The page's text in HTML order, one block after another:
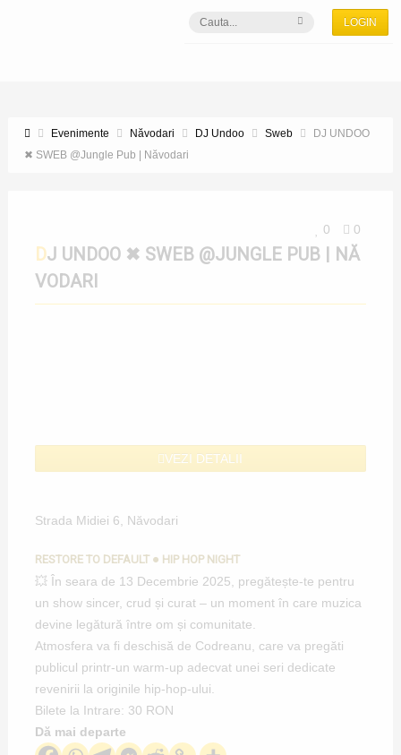
LOGIN
Evenimente Năvodari DJ Undoo Sweb
DJ UNDOO
✖ SWEB @Jungle Pub | Năvodari
0 0
DJ UNDOO ✖ SWEB @JUNGLE PUB | NĂ
VODARI
VEZI DETALII
Strada Midiei 6, Năvodari
RESTORE TO DEFAULT ● HIP HOP NIGHT
💥 În seara de 13 Decembrie 2025, pregătește-te pentru
un show sincer, crud și curat – un moment în care muzica
devine legătură între om și comunitate.
Atmosfera va fi deschisă de Codreanu, care va pregăti
publicul printr-un warm-up adecvat unei seri dedicate
revenirii la originile hip-hop-ului.
Bilete la Intrare: 30 RON
Dă mai departe